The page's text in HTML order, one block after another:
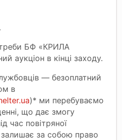
БФ «КРИЛА
аукціон в кінці заходу.
— безоплатний
в
)* ми перебуваємо
що дає змогу
час повітряної
залишає за собою право